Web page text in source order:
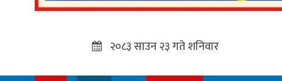
२०८३ साउन २३ गते शनिवार